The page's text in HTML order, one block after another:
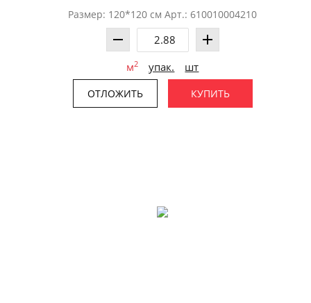
Размер: 120*120 см Арт.: 610010004210
м2 упак. шт
ОТЛОЖИТЬ КУПИТЬ